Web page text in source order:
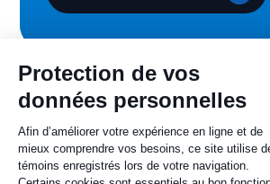
Conseil des ministres
sur la francophonie canadienne.
Sylvie Painchaud
Directrice générale